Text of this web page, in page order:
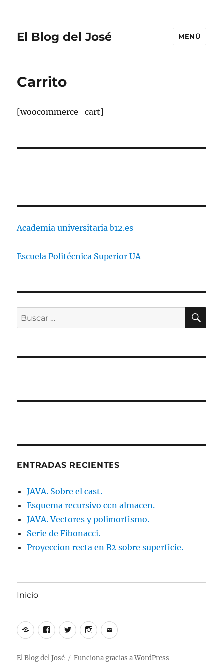
El Blog del José MENÚ
Carrito
[woocommerce_cart]
Academia universitaria b12.es
Escuela Politécnica Superior UA
Buscar
por:
ENTRADAS RECIENTES
JAVA. Sobre el cast.
Esquema recursivo con almacen.
JAVA. Vectores y polimorfismo.
Serie de Fibonacci.
Proyeccion recta en R2 sobre superficie.
Inicio
Yelp Facebook
TwitterInstagram
Correo
El Blog del José Funciona gracias a WordPress